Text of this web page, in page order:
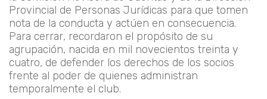
Provincial de Personas Jurídicas para que tomen
nota de la conducta y actúen en consecuencia.
Para cerrar, recordaron el propósito de su
agrupación, nacida en mil novecientos treinta y
cuatro, de defender los derechos de los socios
frente al poder de quienes administran
temporalmente el club.